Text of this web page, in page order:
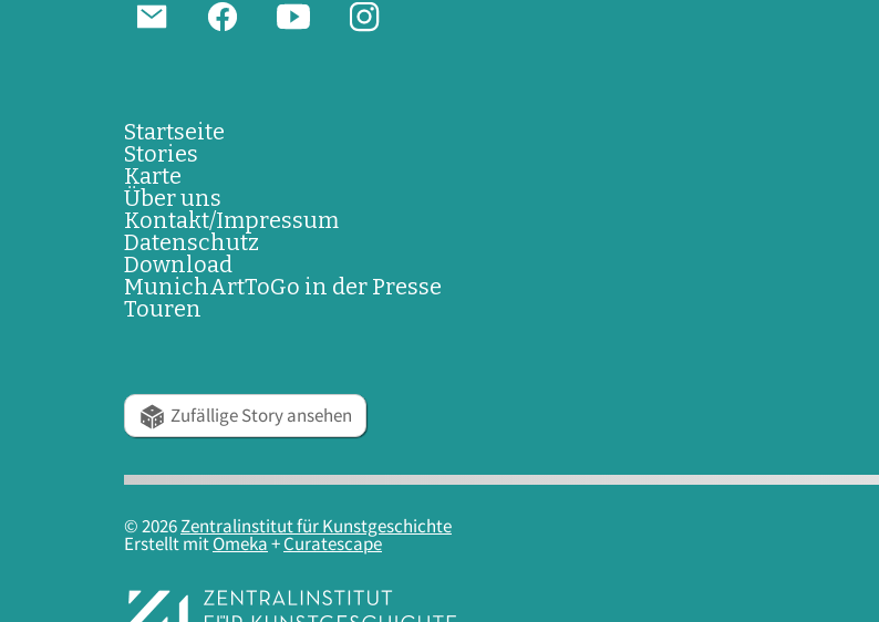
Startseite
Stories
Karte
Über uns
Kontakt/Impressum
Datenschutz
Download
MunichArtToGo in der Presse
Touren
Zufällige Story ansehen
© 2026Zentralinstitut für Kunstgeschichte
Erstellt mitOmeka+Curatescape